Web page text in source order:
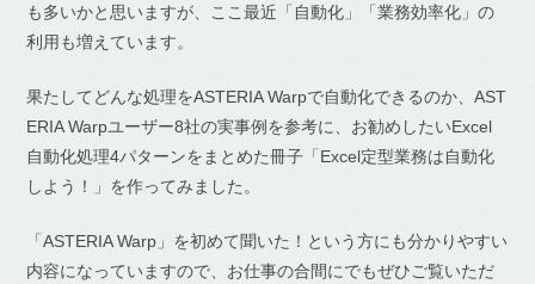
も多いかと思いますが、ここ最近「自動化」「業務効率化」の
利用も増えています。
果たしてどんな処理をASTERIA Warpで自動化できるのか、AST
ERIA Warpユーザー8社の実事例を参考に、お勧めしたいExcel
自動化処理4パターンをまとめた冊子「Excel定型業務は自動化
しよう！」を作ってみました。
「ASTERIA Warp」を初めて聞いた！という方にも分かりやすい
内容になっていますので、お仕事の合間にでもぜひご覧いただ